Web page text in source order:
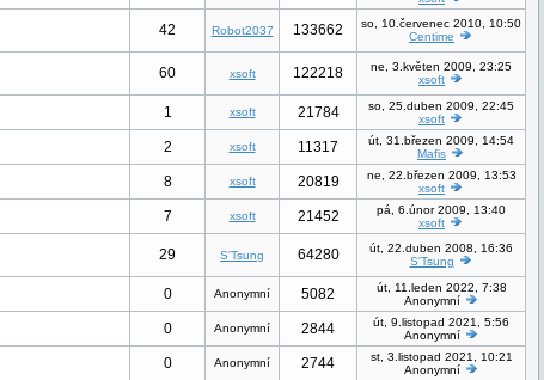
42 Robot2037 133662
so, 10.červenec 2010, 10:50
Centime
60 xsoft 122218
ne, 3.květen 2009, 23:25
xsoft
1 xsoft 21784
so, 25.duben 2009, 22:45
xsoft
2 xsoft 11317
út, 31.březen 2009, 14:54
Mafis
8 xsoft 20819
ne, 22.březen 2009, 13:53
xsoft
7 xsoft 21452
pá, 6.únor 2009, 13:40
xsoft
29 S'Tsung 64280
út, 22.duben 2008, 16:36
S'Tsung
0 Anonymní 5082
út, 11.leden 2022, 7:38
Anonymní
0 Anonymní 2844
út, 9.listopad 2021, 5:56
Anonymní
0 Anonymní 2744
st, 3.listopad 2021, 10:21
Anonymní